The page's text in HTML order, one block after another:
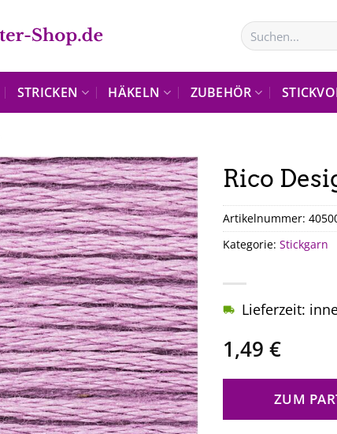
Suchen
nach:
STRICKEN HÄKELN ZUBEHÖR
Rico
1,49 €
Lieferzeit:
ZUM
Artikelnummer:
Kategorie: Stickgarn